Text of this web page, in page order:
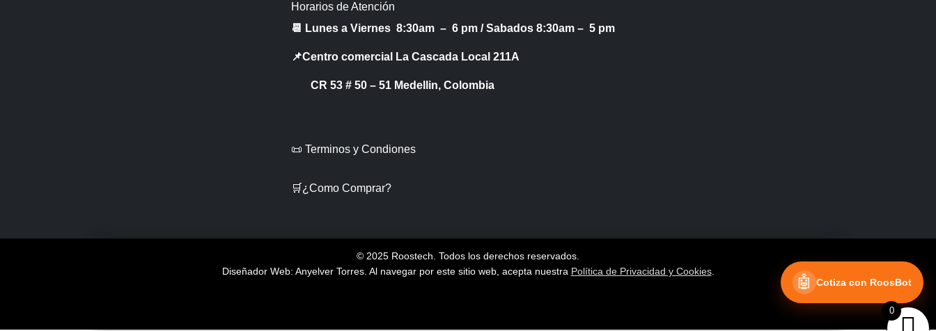
Horarios de Atención
📆 Lunes a Viernes 8:30am – 6 pm /Sabados 8:30am – 5 pm
📌Centro comercial La Cascada Local 211A
CR 53 # 50 – 51 Medellin, Colombia
📜 Terminos y Condiones
🛒¿Como Comprar?
© 2025 Roostech. Todos los derechos reservados.
Diseñador Web: Anyelver Torres. Al navegar por este sitio web, acepta nuestra Política de Privacidad y Cookies.
🤖 Cotiza con RoosBot
0